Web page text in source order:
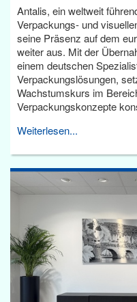
Antalis, ein weltweit
Verpackungs- und
seine Präsenz auf dem
weiter aus. Mit der
einem deutschen
Verpackungslösungen,
Wachstumskurs im
Verpackungskonzepte
Weiterlesen...